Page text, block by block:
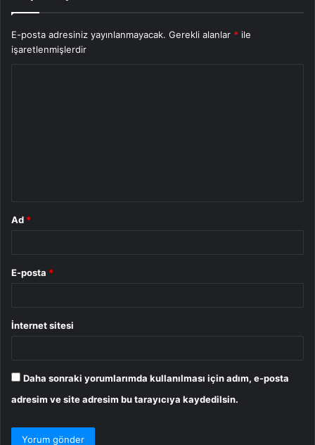
E-posta adresiniz yayınlanmayacak. Gerekli alanlar * ile
işaretlenmişlerdir
Ad *
E-posta *
İnternet sitesi
Daha sonraki yorumlarımda kullanılması için adım, e-posta
adresim ve site adresim bu tarayıcıya kaydedilsin.